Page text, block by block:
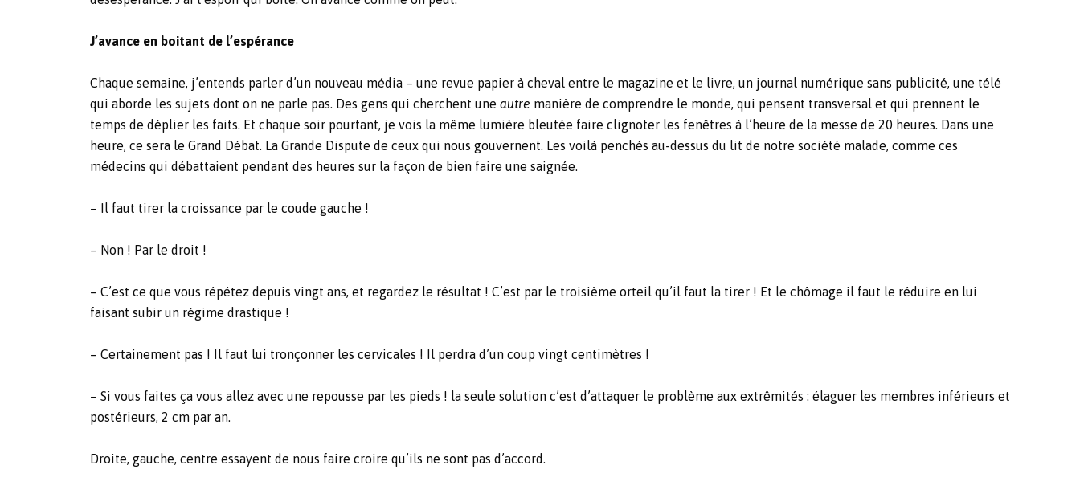
J’avance en boitant de l’espérance
Chaque semaine, j’entends parler d’un nouveau média – une revue papier à cheval entre le magazine et le livre, un journal numérique sans publicité, une télé
qui aborde les sujets dont on ne parle pas. Des gens qui cherchent une autre manière de comprendre le monde, qui pensent transversal et qui prennent le
temps de déplier les faits. Et chaque soir pourtant, je vois la même lumière bleutée faire clignoter les fenêtres à l’heure de la messe de 20 heures. Dans une
heure, ce sera le Grand Débat. La Grande Dispute de ceux qui nous gouvernent. Les voilà penchés au-dessus du lit de notre société malade, comme ces
médecins qui débattaient pendant des heures sur la façon de bien faire une saignée.
– Il faut tirer la croissance par le coude gauche !
– Non ! Par le droit !
– C’est ce que vous répétez depuis vingt ans, et regardez le résultat ! C’est par le troisième orteil qu’il faut la tirer ! Et le chômage il faut le réduire en lui
faisant subir un régime drastique !
– Certainement pas ! Il faut lui tronçonner les cervicales ! Il perdra d’un coup vingt centimètres !
– Si vous faites ça vous allez avec une repousse par les pieds ! la seule solution c’est d’attaquer le problème aux extrêmités : élaguer les membres inférieurs et
postérieurs, 2 cm par an.
Droite, gauche, centre essayent de nous faire croire qu’ils ne sont pas d’accord.